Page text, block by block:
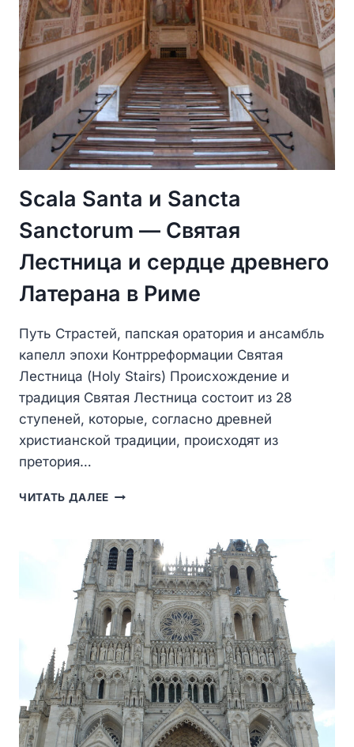
ВЕКОВ
Scala Santa и Sancta
Sanctorum — Святая
Лестница и сердце древнего
Латерана в Риме
Путь Страстей, папская оратория и ансамбль
капелл эпохи Контрреформации Святая
Лестница (Holy Stairs) Происхождение и
традиция Святая Лестница состоит из 28
ступеней, которые, согласно древней
христианской традиции, происходят из
претория…
ЧИТАТЬ ДАЛЕЕ SCALA
SANCTA
SANCTORUM
—
СВЯТАЯ
ЛЕСТНИЦА
И
СЕРДЦЕ
ДРЕВНЕГО
ЛАТЕРАНА
РИМЕ